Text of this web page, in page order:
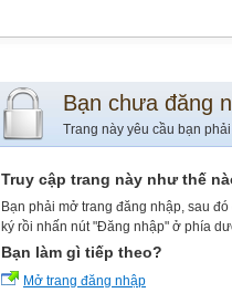
Bạn chưa đăng
Trang này yêu cầu bạn
Truy cập trang này như thế
Bạn phải mở trang đăng nhập, sau
ký rồi nhấn nút "Đăng nhập" ở phía
Bạn làm gì tiếp theo?
Mở trang đăng nhập